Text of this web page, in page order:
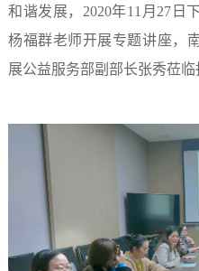
和谐发展，2020年11月27日
杨福群老师开展专题讲座，
展公益服务部副部长张秀莅临